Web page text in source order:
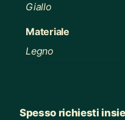
Giallo
Materiale
Legno
Spesso richiesti